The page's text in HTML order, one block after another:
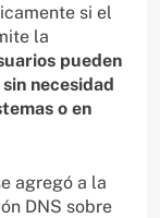
si el
la
pueden
necesidad
o en
agregó a la
DNS sobre